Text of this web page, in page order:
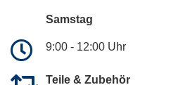
Samstag
9:00 - 12:00 Uhr
Teile & Zubehör